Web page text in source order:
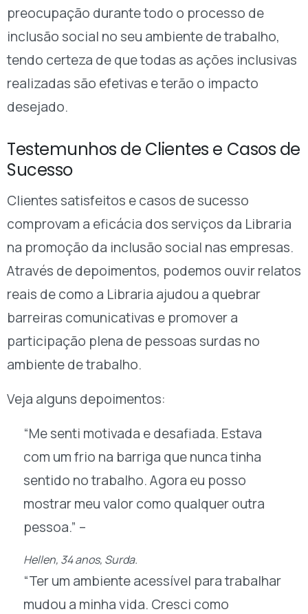
preocupação durante todo o processo de
inclusão social no seu ambiente de trabalho,
tendo certeza de que todas as ações inclusivas
realizadas são efetivas e terão o impacto
desejado.
Testemunhos de Clientes e Casos de
Sucesso
Clientes satisfeitos e casos de sucesso
comprovam a eficácia dos serviços da Libraria
na promoção da inclusão social nas empresas.
Através de depoimentos, podemos ouvir relatos
reais de como a Libraria ajudou a quebrar
barreiras comunicativas e promover a
participação plena de pessoas surdas no
ambiente de trabalho.
Veja alguns depoimentos:
“Me senti motivada e desafiada. Estava
com um frio na barriga que nunca tinha
sentido no trabalho. Agora eu posso
mostrar meu valor como qualquer outra
pessoa.” –
Hellen, 34 anos, Surda.
“Ter um ambiente acessível para trabalhar
mudou a minha vida. Cresci como